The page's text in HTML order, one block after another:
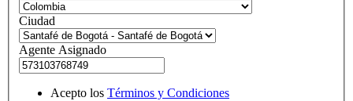
Ciudad
Agente Asignado
Acepto los Términos y Condiciones